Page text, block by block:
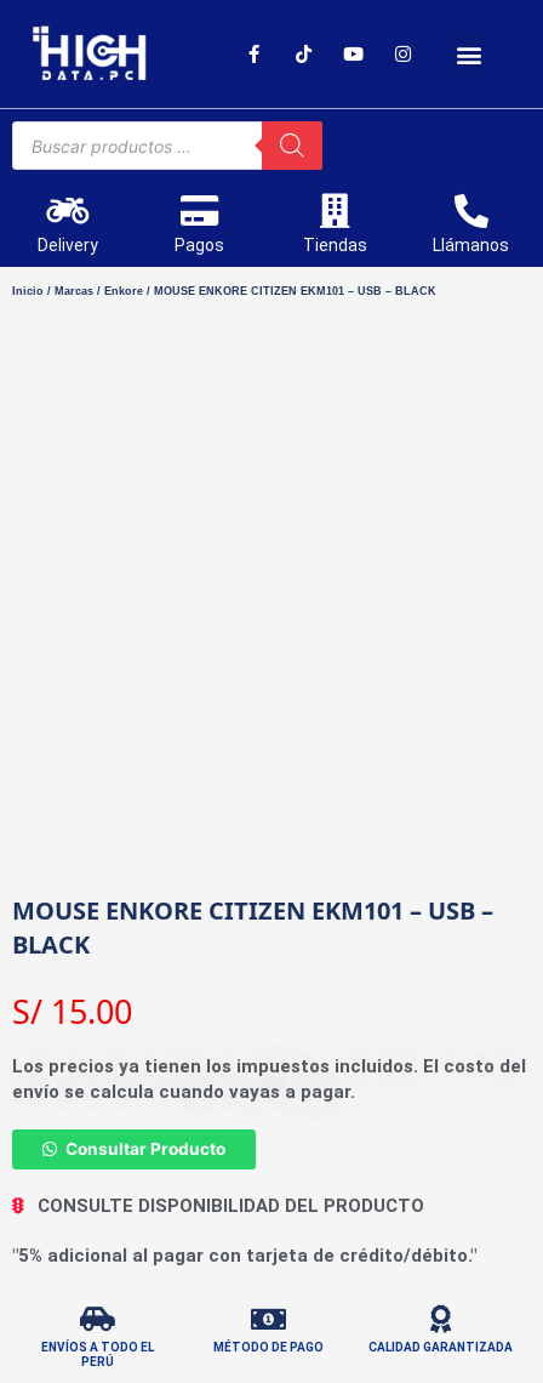
Delivery Pagos Tiendas Llámanos
Inicio / Marcas / Enkore / MOUSE ENKORE CITIZEN EKM101 – USB – BLACK
MOUSE ENKORE CITIZEN EKM101 – USB –
BLACK
S/ 15.00
Los precios ya tienen los impuestos incluidos. El costo del
envío se calcula cuando vayas a pagar.
Consultar Producto
CONSULTE DISPONIBILIDAD DEL PRODUCTO
"5% adicional al pagar con tarjeta de crédito/débito."
ENVÍOS A TODO EL
PERÚ
MÉTODO DE PAGO CALIDAD GARANTIZADA